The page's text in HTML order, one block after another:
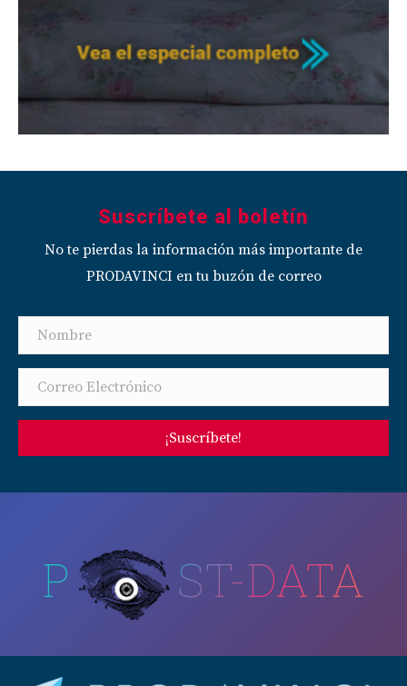
Suscríbete al boletín
No te pierdas la información más importante de
PRODAVINCI en tu buzón de correo
¡Suscríbete!
P ST-DATA